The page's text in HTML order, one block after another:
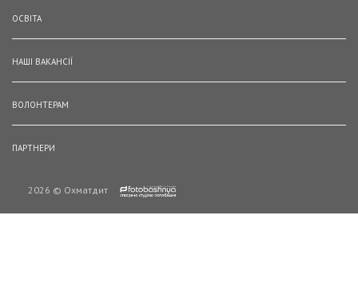
ОСВІТА
НАШІ ВАКАНСІЇ
ВОЛОНТЕРАМ
ПАРТНЕРИ
2026 © Охматдит